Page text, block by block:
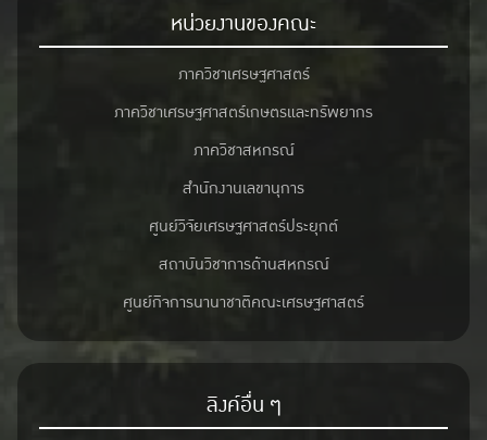
หน่วยงานของคณะ
ภาควิชาเศรษฐศาสตร์
ภาควิชาเศรษฐศาสตร์เกษตรและทรัพยากร
ภาควิชาสหกรณ์
สำนักงานเลขานุการ
ศูนย์วิจัยเศรษฐศาสตร์ประยุกต์
สถาบันวิชาการด้านสหกรณ์
ศูนย์กิจการนานาชาติคณะเศรษฐศาสตร์
ลิงค์อื่น ๆ